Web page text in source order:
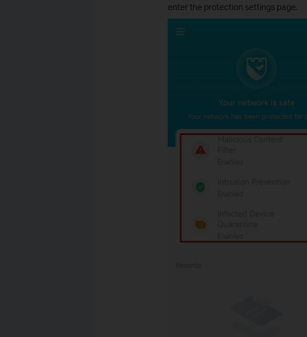
enter the protection settings page.